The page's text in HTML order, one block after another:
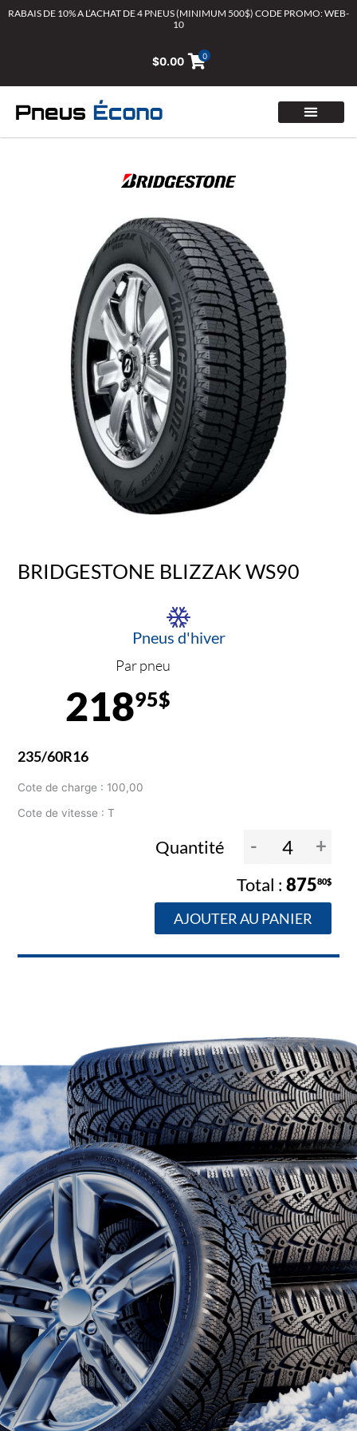
AllerRABAIS DE 10% A L’ACHAT DE 4 PNEUS (MINIMUM 500$) CODE PROMO: WEB-
10
$0.00 0
BRIDGESTONE BLIZZAK WS90
Pneus d'hiver
Par pneu
21895$
235/60R16
Cote de charge : 100,00
Cote de vitesse : T
Quantité - +
87580$
AJOUTER AU PANIER